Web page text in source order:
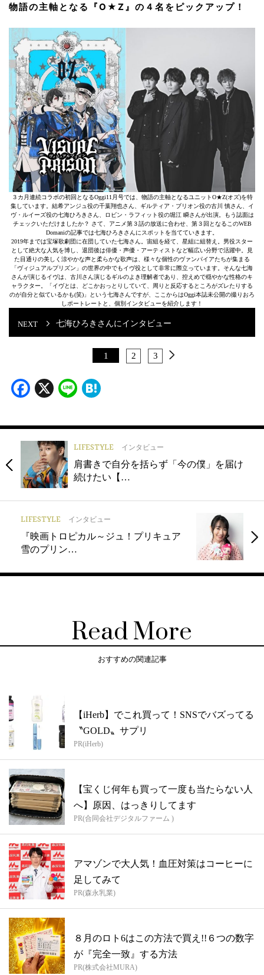
物語の主軸となる『O★Z』の４名をピックアップ！
３カ月連続コラボの初回となるOggi11月号では、物語の主軸となるユニットO★Z(オズ)を特
集しています。結希アンジュ役の千葉翔也さん、ギルティア・ブリオン役の古川 慎さん、イ
ヴ・ルイーズ役の七海ひろきさん、ロビン・ラフィット役の堀江 瞬さんが出演。もう誌面は
チェックいただけましたか？ さて、アニメ第３話の放送に合わせ、第３回となるこのWEB
Domaniの記事では七海ひろきさんにスポットを当てていきます。
2019年までは宝塚歌劇団に在団していた七海さん。宙組を経て、星組に組替え。男役スター
として絶大な人気を博し、退団後は俳優・声優・アーティストなど幅広い分野で活躍中。見
た目通りの美しく涼やかな声と柔らかな歌声は、様々な個性のヴァンパイアたちが集まる
「ヴィジュアルプリズン」の世界の中でもイヴ役として非常に際立っています。そんな七海
さんが演じるイヴは、古川さん演じるギルのよき理解者であり、控えめで穏やかな性格のキ
ャラクター。「イヴとは、どこかおっとりしていて、周りと反応するところがズレたりする
のが自分と似ているかも(笑)」という七海さんですが、ここからはOggi本誌未公開の撮りおろ
しポートレートと、個別インタビューを紹介します！
七海ひろきさんにインタビュー
1 2 3
Facebook
X Line
LIFESTYLE インタビュー
肩書きで自分を括らず「今の僕」を届け
続けたい【…
LIFESTYLE インタビュー
『映画トロピカル～ジュ！プリキュア
雪のプリン…
Read More
おすすめの関連記事
【iHerb】でこれ買って！SNSでバズってる
〝GOLD〟サプリ
PR(iHerb)
【宝くじ何年も買って一度も当たらない人
へ】原因、はっきりしてます
PR(合同会社デジタルファーム )
アマゾンで大人気！血圧対策はコーヒーに
足してみて
PR(森永乳業)
８月のロト6はこの方法で買え!!６つの数字
が『完全一致』する方法
PR(株式会社MURA)